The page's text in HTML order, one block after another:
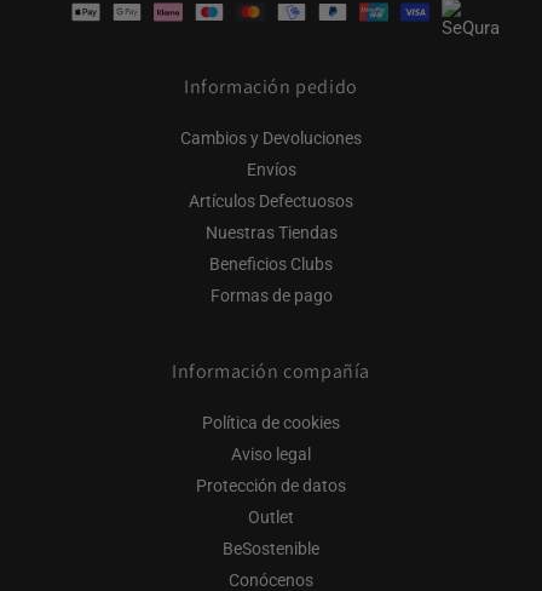
Información pedido
Cambios y Devoluciones
Envíos
Artículos Defectuosos
Nuestras Tiendas
Beneficios Clubs
Formas de pago
Información compañía
Política de cookies
Aviso legal
Protección de datos
Outlet
BeSostenible
Conócenos